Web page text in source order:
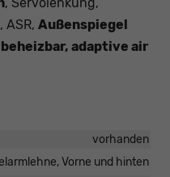
, Servolenkung,
ASR, Außenspiegel
adaptive air
vorhanden
Vorne und hinten